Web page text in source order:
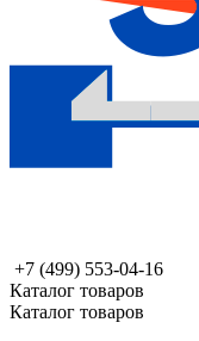
+7 (499) 553-04-16
Каталог товаров
Каталог товаров